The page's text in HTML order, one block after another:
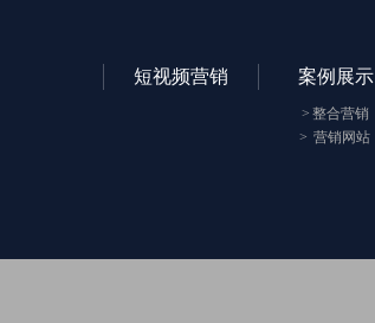
短视频营销 案例展示
整合营销
营销网站